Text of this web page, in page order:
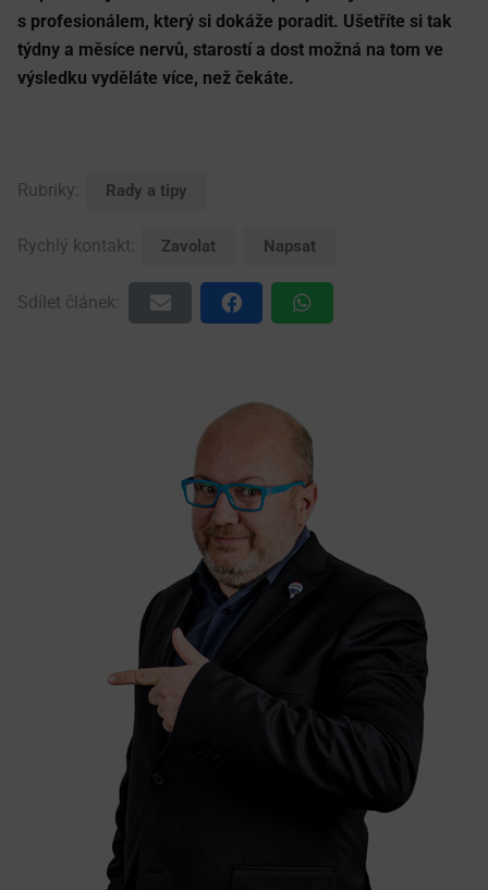
s profesionálem, který si dokáže poradit. Ušetříte si tak
týdny a měsíce nervů, starostí a dost možná na tom ve
výsledku vyděláte více, než čekáte.
Rubriky: Rady a tipy
Rychlý kontakt: Zavolat Napsat
Sdílet článek: